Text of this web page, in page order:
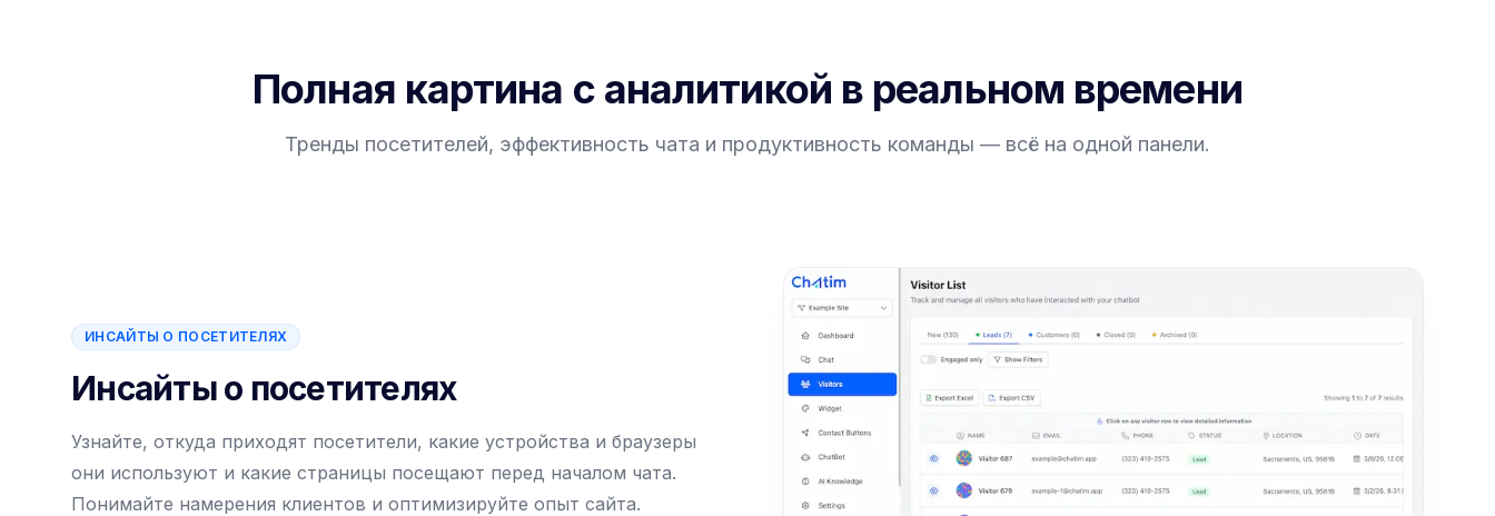
Полная картина с аналитикой в реальном времени
Тренды посетителей, эффективность чата и продуктивность команды — всё на одной панели.
ИНСАЙТЫ О ПОСЕТИТЕЛЯХ
Инсайты о посетителях
Узнайте, откуда приходят посетители, какие устройства и браузеры
они используют и какие страницы посещают перед началом чата.
Понимайте намерения клиентов и оптимизируйте опыт сайта.